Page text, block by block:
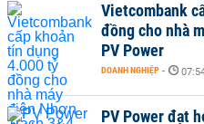
Vietcombank
đồng cho nhà
PV Power
DOANH NGHIỆP -
PV Power đạt